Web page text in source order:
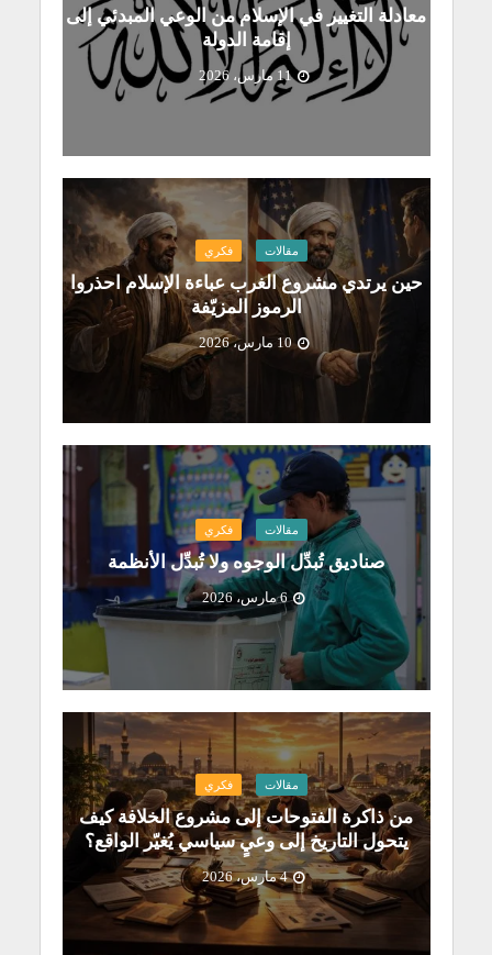
معادلة التغيير في الإسلام من الوعي المبدئي إلى
إقامة الدولة
11 مارس، 2026
مقالات فكري
حين يرتدي مشروع الغرب عباءة الإسلام احذروا
الرموز المزيّفة
10 مارس، 2026
مقالات فكري
صناديق تُبدِّل الوجوه ولا تُبدِّل الأنظمة
6 مارس، 2026
مقالات فكري
من ذاكرة الفتوحات إلى مشروع الخلافة كيف
يتحول التاريخ إلى وعيٍ سياسي يُغيّر الواقع؟
4 مارس، 2026